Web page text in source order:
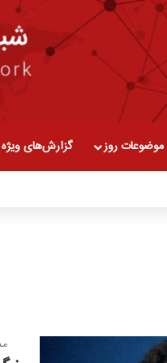
موضوعات روز گزارش‌های ویژه